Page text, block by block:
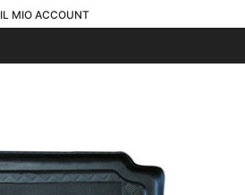
IL MIO ACCOUNT